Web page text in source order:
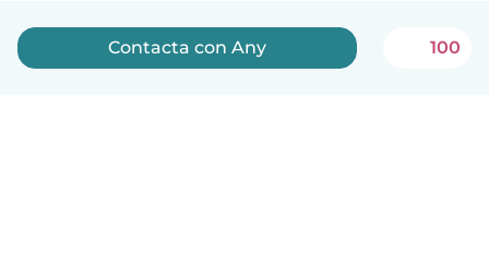
Contacta con Any 100